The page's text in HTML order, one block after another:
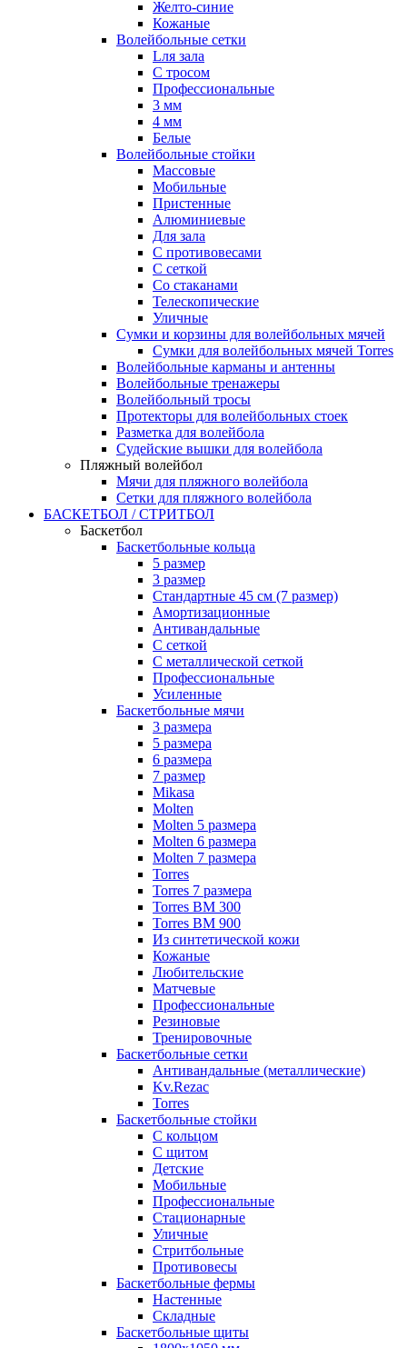
Желто-синие
Кожаные
Волейбольные сетки
Lля зала
C тросом
Профессиональные
3 мм
4 мм
Белые
Волейбольные стойки
Массовые
Мобильные
Пристенные
Алюминиевые
Для зала
С противовесами
С сеткой
Со стаканами
Телескопические
Уличные
Сумки и корзины для волейбольных мячей
Сумки для волейбольных мячей Torres
Волейбольные карманы и антенны
Волейбольные тренажеры
Волейбольный тросы
Протекторы для волейбольных стоек
Разметка для волейбола
Судейские вышки для волейбола
Пляжный волейбол
Мячи для пляжного волейбола
Сетки для пляжного волейбола
БАСКЕТБОЛ / СТРИТБОЛ
Баскетбол
Баскетбольные кольца
5 размер
3 размер
Стандартные 45 см (7 размер)
Амортизационные
Антивандальные
С сеткой
С металлической сеткой
Профессиональные
Усиленные
Баскетбольные мячи
3 размера
5 размера
6 размера
7 размер
Mikasa
Molten
Molten 5 размера
Molten 6 размера
Molten 7 размера
Torres
Torres 7 размера
Torres BM 300
Torres BM 900
Из синтетической кожи
Кожаные
Любительские
Матчевые
Профессиональные
Резиновые
Тренировочные
Баскетбольные сетки
Антивандальные (металлические)
Kv.Rezac
Torres
Баскетбольные стойки
С кольцом
С щитом
Детские
Мобильные
Профессиональные
Стационарные
Уличные
Стритбольные
Противовесы
Баскетбольные фермы
Настенные
Складные
Баскетбольные щиты